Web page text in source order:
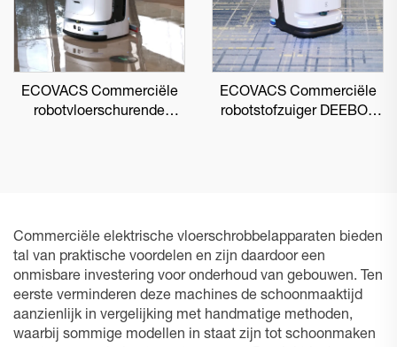
ECOVACS Commerciële
robotvloerschurende
ECOVACS Commerciële
robotstofzuiger DEEBOT
Commerciële elektrische vloerschrobbelapparaten bieden
tal van praktische voordelen en zijn daardoor een
onmisbare investering voor onderhoud van gebouwen. Ten
eerste verminderen deze machines de schoonmaaktijd
aanzienlijk in vergelijking met handmatige methoden,
waarbij sommige modellen in staat zijn tot schoonmaken